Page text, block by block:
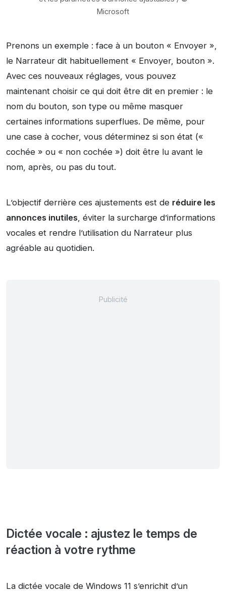
Microsoft
Prenons un exemple : face à un bouton « Envoyer »,
le Narrateur dit habituellement « Envoyer, bouton ».
Avec ces nouveaux réglages, vous pouvez
maintenant choisir ce qui doit être dit en premier : le
nom du bouton, son type ou même masquer
certaines informations superflues. De même, pour
une case à cocher, vous déterminez si son état («
cochée » ou « non cochée ») doit être lu avant le
nom, après, ou pas du tout.
L’objectif derrière ces ajustements est de réduire les
annonces inutiles, éviter la surcharge d’informations
vocales et rendre l’utilisation du Narrateur plus
agréable au quotidien.
Dictée vocale : ajustez le temps de
réaction à votre rythme
La dictée vocale de Windows 11 s’enrichit d’un